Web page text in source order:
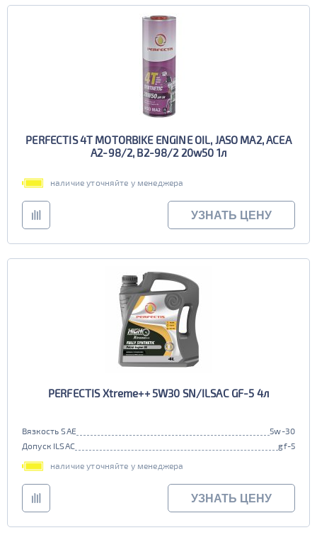
PERFECTIS 4T MOTORBIKE ENGINE OIL, JASO MA2, ACEA
A2-98/2, B2-98/2 20w50 1л
наличие уточняйте у менеджера
УЗНАТЬ ЦЕНУ
PERFECTIS Xtreme++ 5W30 SN/ILSAC GF-5 4л
Вязкость SAE
5w-30
Допуск ILSAC
gf-5
наличие уточняйте у менеджера
УЗНАТЬ ЦЕНУ